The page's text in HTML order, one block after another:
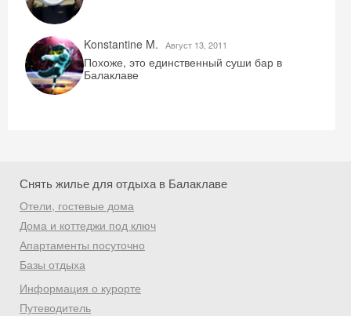
Konstantine M. Август 13, 2011
Похоже, это единственный суши бар в
Балаклаве
Снять жилье для отдыха в Балаклаве
Отели, гостевые дома
Дома и коттеджи под ключ
Апартаменты посуточно
Базы отдыха
Информация о курорте
Путеводитель